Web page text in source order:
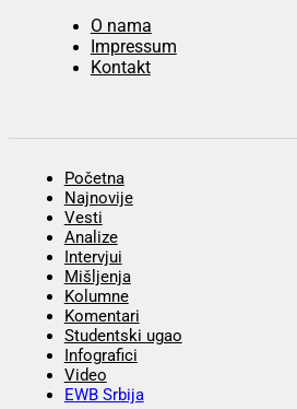
O nama
Impressum
Kontakt
Početna
Najnovije
Vesti
Analize
Intervjui
Mišljenja
Kolumne
Komentari
Studentski ugao
Infografici
Video
EWB Srbija